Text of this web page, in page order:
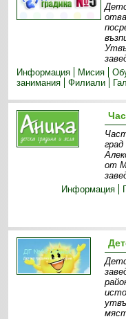
Информация
Мисия
занимания
Филиали
от
Информация